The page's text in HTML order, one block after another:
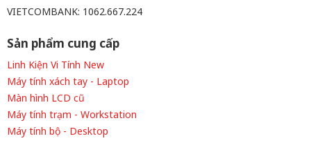
VIETCOMBANK: 1062.667.224
Sản phẩm cung cấp
Linh Kiện Vi Tính New
Máy tính xách tay - Laptop
Màn hình LCD cũ
Máy tính trạm - Workstation
Máy tính bộ - Desktop